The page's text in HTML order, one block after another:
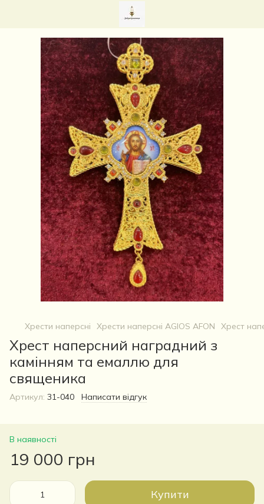
Хрести наперсні Хрести наперсні AGIOS AFON Хрест
Хрест наперсний наградний з
камінням та емаллю для
священика
Артикул: 31-040 Написати відгук
В наявності
19 000 грн
Купити